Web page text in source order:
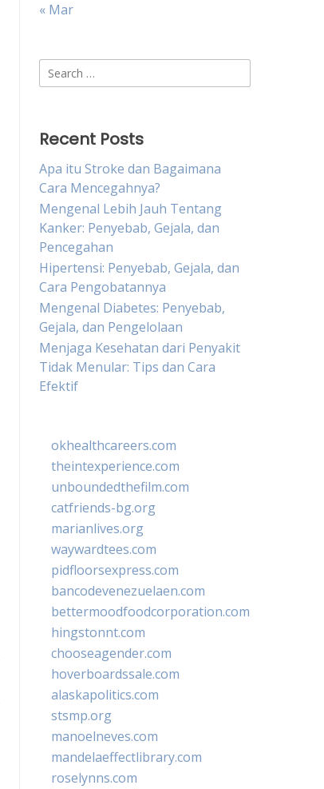
« Mar
Search
for:
Recent Posts
Apa itu Stroke dan Bagaimana
Cara Mencegahnya?
Mengenal Lebih Jauh Tentang
Kanker: Penyebab, Gejala, dan
Pencegahan
Hipertensi: Penyebab, Gejala, dan
Cara Pengobatannya
Mengenal Diabetes: Penyebab,
Gejala, dan Pengelolaan
Menjaga Kesehatan dari Penyakit
Tidak Menular: Tips dan Cara
Efektif
okhealthcareers.com
theintexperience.com
unboundedthefilm.com
catfriends-bg.org
marianlives.org
waywardtees.com
pidfloorsexpress.com
bancodevenezuelaen.com
bettermoodfoodcorporation.com
hingstonnt.com
chooseagender.com
hoverboardssale.com
alaskapolitics.com
stsmp.org
manoelneves.com
mandelaeffectlibrary.com
roselynns.com